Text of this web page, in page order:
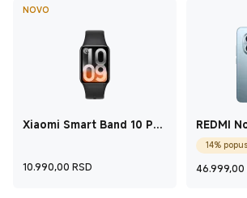
NOVO
Xiaomi Smart Band 10 Pro
10.990,00 RSD Current Price
REDMI
Glacier
14%
46.999,00